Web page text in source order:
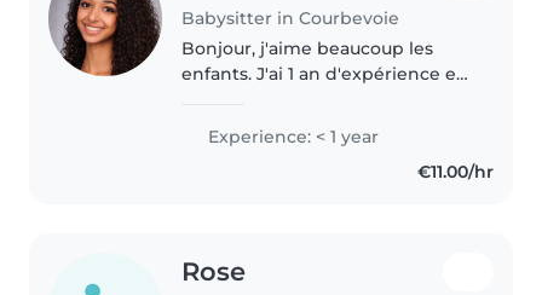
Babysitter in Courbevoie
Bonjour, j'aime beaucoup les
enfants. J'ai 1 an d'expérience et
sitting avec la mairie de
Courbevoie. Je serai ravie de vous
rendre service et de prendre..
Experience: < 1 year
€11.00/hr
Rose